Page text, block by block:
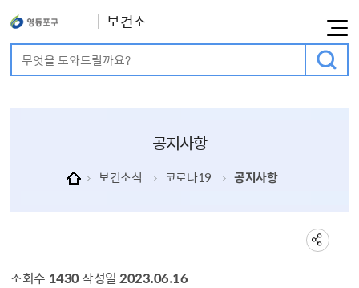
보건소
통합검색검색어 입력
공지사항
보건소식 코로나19 공지사항
조회수 1430작성일2023.06.16